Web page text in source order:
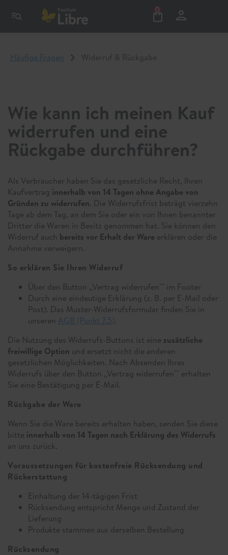
0
Häufige Fragen Widerruf & Rückgabe
Wie kann ich meinen Kauf
widerrufen und eine
Rückgabe durchführen?
Als Verbraucher haben Sie das gesetzliche Recht, Ihren
Kaufvertrag innerhalb von 14 Tagen ohne Angabe von
Gründen zu widerrufen. Die Widerrufsfrist beträgt vierzehn
Tage ab dem Tag, an dem Sie oder ein von Ihnen benannter
Dritter die Waren in Besitz genommen hat. Sie können den
Widerruf auch bereits vor Erhalt der Ware erklären oder die
Annahme verweigern.
So erklären Sie Ihren Widerruf
Über den Button „Vertrag widerrufen"" im Footer
Durch eine eindeutige Erklärung (z. B. per E-Mail oder
Post). Das Muster-Widerrufsformular finden Sie in
unseren AGB (Punkt 7.5).
Die Nutzung des Widerrufs-Buttons ist eine zusätzliche
freiwillige Option und ersetzt nicht die anderen
gesetzlichen Möglichkeiten. Nach Absenden Ihres
Widerrufs über den Button „Vertrag widerrufen"" erhalten
Sie eine Bestätigung per E-Mail.
Rückgabe der Ware
Wenn Sie die Ware bereits erhalten haben, senden Sie diese
bitte innerhalb von 14 Tagen nach Erklärung des Widerrufs
an uns zurück.
Voraussetzungen für kostenfreie Rücksendung und
Rückerstattung
Einhaltung der 14-tägigen Frist
Rücksendung entspricht Menge und Zustand der
Lieferung
Produkte stammen aus derselben Bestellung
Rücksendung